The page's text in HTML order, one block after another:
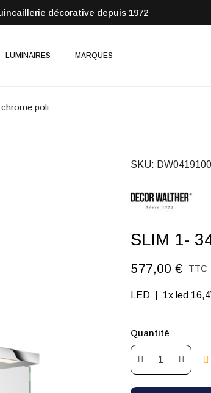
décorative depuis 1972
LUMINAIRES MARQUES
poli
SKU DW0419100
SLIM 1-
577,00 € TTC
Quantité